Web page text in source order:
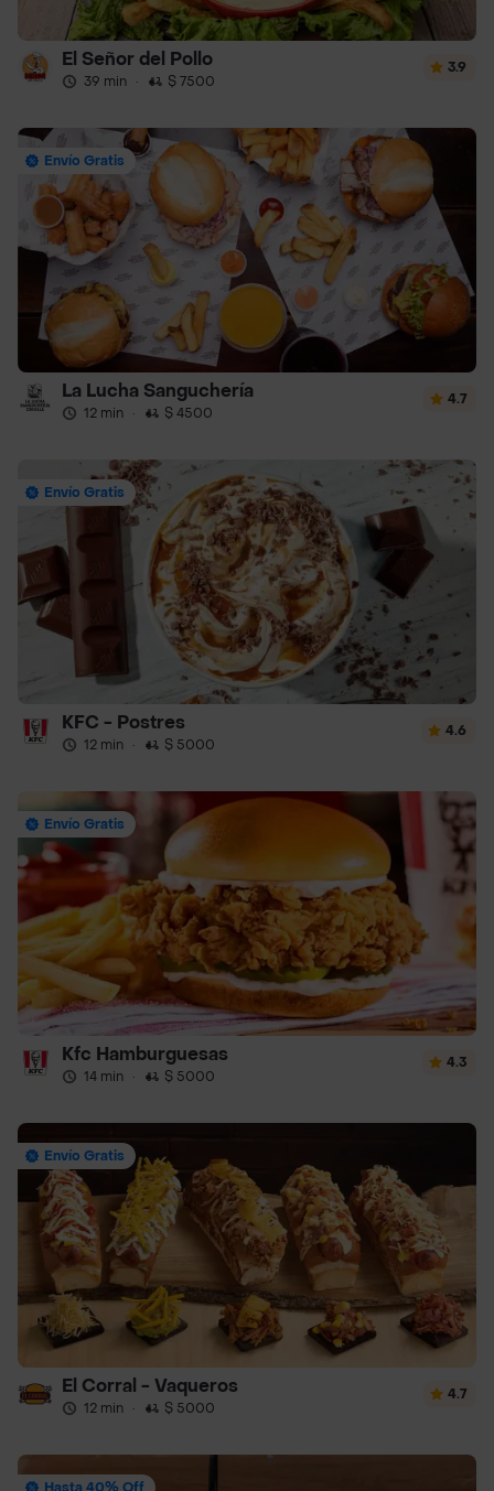
El Señor del Pollo
39 min · $ 7500
3.9
Envío Gratis
La Lucha Sanguchería
12 min · $ 4500
4.7
Envío Gratis
KFC - Postres
12 min · $ 5000
4.6
Envío Gratis
Kfc Hamburguesas
14 min · $ 5000
4.3
Envío Gratis
El Corral - Vaqueros
12 min · $ 5000
4.7